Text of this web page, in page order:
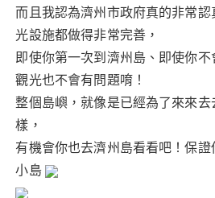
而且我認為濟州市政府真的非常
光設施都做得非常完善，
即使你第一次到濟州島、即使你
觀光也不會有問題唷！
整個島嶼，就像是已經為了來來
樣，
有機會你也去濟州島看看吧！保
小島